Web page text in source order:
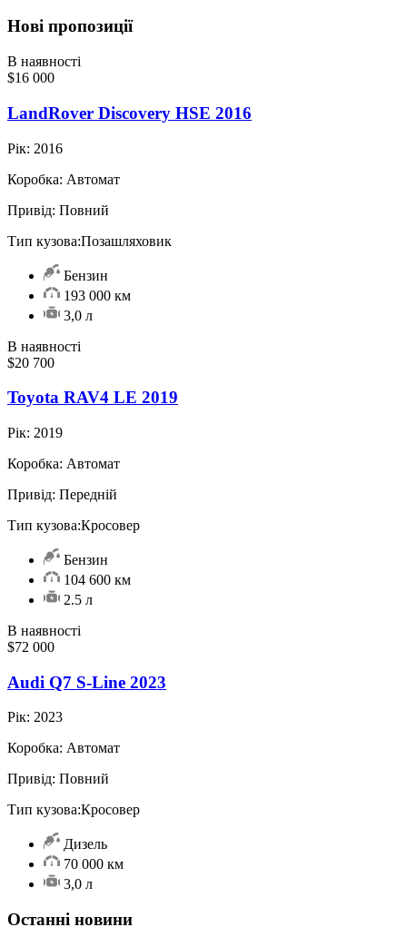
Нові пропозиції
В наявності
$16 000
LandRover Discovery HSE 2016
Рік: 2016
Коробка: Автомат
Привід: Повний
Тип кузова:Позашляховик
Бензин
193 000 км
3,0 л
В наявності
$20 700
Toyota RAV4 LE 2019
Рік: 2019
Коробка: Автомат
Привід: Передній
Тип кузова:Кросовер
Бензин
104 600 км
2.5 л
В наявності
$72 000
Audi Q7 S-Line 2023
Рік: 2023
Коробка: Автомат
Привід: Повний
Тип кузова:Кросовер
Дизель
70 000 км
3,0 л
Останні новини